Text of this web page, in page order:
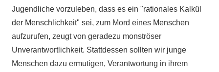
Jugendliche vorzuleben, dass es ein "rationales Kalkül
der Menschlichkeit" sei, zum Mord eines Menschen
aufzurufen, zeugt von geradezu monströser
Unverantwortlichkeit. Stattdessen sollten wir junge
Menschen dazu ermutigen, Verantwortung in ihrem